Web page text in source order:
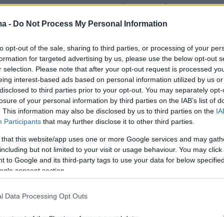
- Do Not Process My Personal Information
opt-out of the sale, sharing to third parties, or processing of your
for targeted advertising by us, please use the below opt-out
selection. Please note that after your opt-out request is processed
interest-based ads based on personal information utilized by us
to third parties prior to your opt-out. You may separately
of your personal information by third parties on the IAB’s list of
This information may also be disclosed by us to third parties on the
Participants that may further disclose it to other third parties.
that this website/app uses one or more Google services and may
but not limited to your visit or usage behaviour. You may
to Google and its third-party tags to use your data for below
consent section.
Data Processing Opt Outs
σκηνικό με φανταχτερή λάιφστάιλ
Γκλαμουράτοι γάμοι, ξέγνοιαστο
χουβαρνταλίκια από προσοδοφόρες, τάχα,
εξωτερικό.
το καινούργιο ίματζ της με
«γλυκούλες, καρδούλες και
Προκειμένου να απαλύνει αισθητικά την
της κατά τη προϋπηρεσία της ως πρώην
Βουλής.
σχεδόν οι δυο σαπουνόπερες θα
Ο κυρίαρχος, ωστόσο, κόμπος που